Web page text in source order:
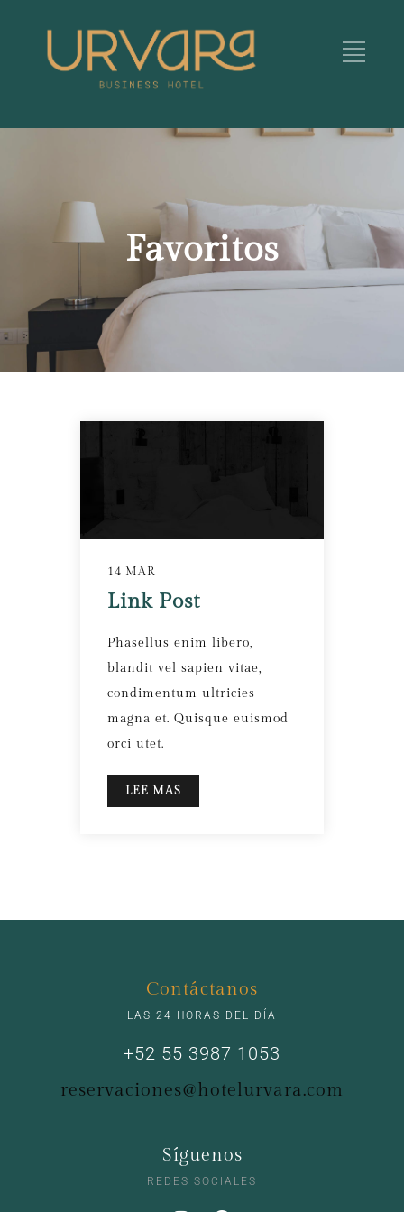
Favoritos
14 MAR
Link Post
Phasellus enim libero,
blandit vel sapien vitae,
condimentum ultricies
magna et. Quisque euismod
orci utet.
LEE MAS
Contáctanos
LAS 24 HORAS DEL DÍA
+52 55 3987 1053
reservaciones@hotelurvara.com
Síguenos
REDES SOCIALES